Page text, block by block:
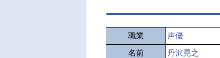
職業 声優
名前 丹沢晃之